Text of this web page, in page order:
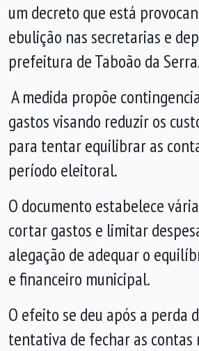
um decreto que está
ebulição nas secretarias e
prefeitura de Taboão da
A medida propõe
gastos visando reduzir os
para tentar equilibrar as
período eleitoral.
O documento estabelece
cortar gastos e limitar
alegação de adequar o
e financeiro municipal.
O efeito se deu após a perda
tentativa de fechar as contas